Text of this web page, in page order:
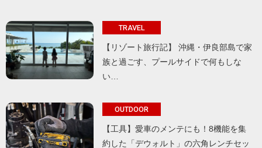
TRAVEL
【リゾート旅行記】 沖縄・伊良部島で家
族と過ごす、プールサイドで何もしな
い…
OUTDOOR
【工具】愛車のメンテにも！8機能を集
約した「デウォルト」の六角レンチセッ